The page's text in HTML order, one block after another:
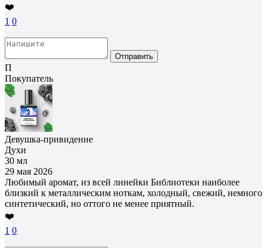
❤️
1 0
Отправить
П
Покупатель
Девушка-привидение
Духи
30 мл
29 мая 2026
Любимый аромат, из всей линейки Библиотеки наиболее
близкий к металлическим ноткам, холодный, свежий, немного
синтетический, но оттого не менее приятный.
❤️
1 0